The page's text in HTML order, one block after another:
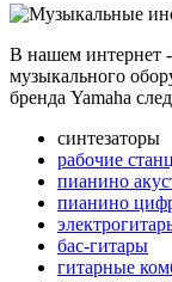
В нашем интернет
музыкального
бренда Yamaha
синтезаторы
рабочие
пианино
пианино
бас-гитары
гитарные